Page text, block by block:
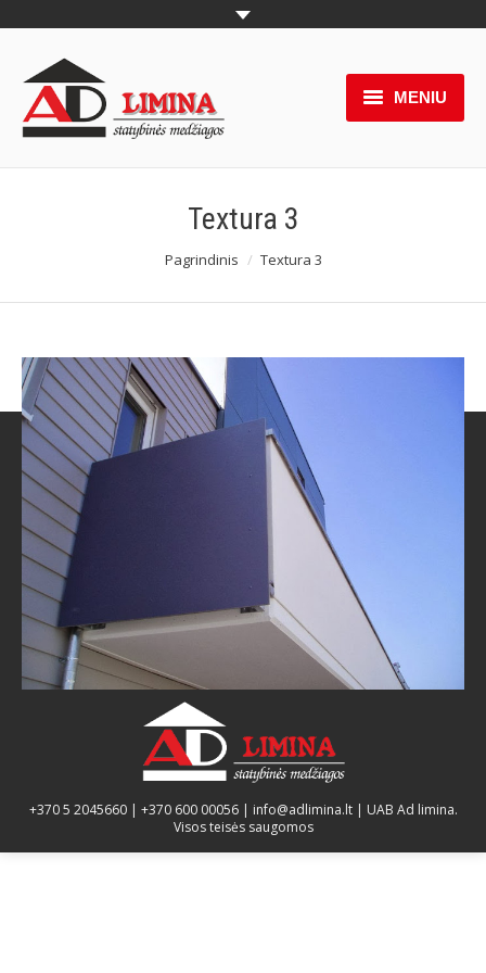
MENIU
Pakabinamos lubos
Naujienos
Akcijos
Paslaugos
Partneriai
Textura 3
Pagrindinis Textura 3
+370 5 2045660| +370 600 00056| info@adlimina.lt| UAB Ad limina.
Visos teisės saugomos